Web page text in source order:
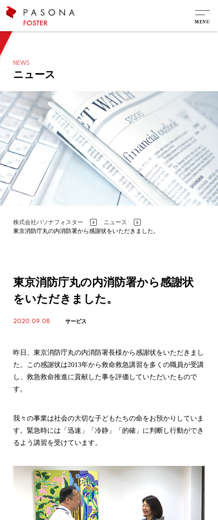
NEWS
ニュース
株式会社パソナフォスター >ニュース
東京消防庁丸の内消防署から感謝状をいただきました。
東京消防庁丸の内消防署から感謝状
をいただきました。
2020.09.08 サービス
昨日、東京消防庁丸の内消防署長様から感謝状をいただきまし
た。この感謝状は2013年から救命救急講習を多くの職員が受講
し、救急救命推進に貢献した事を評価していただいたもので
す。
我々の事業は社会の大切な子どもたちの命をお預かりしていま
す。緊急時には「迅速」「冷静」「的確」に判断し行動ができ
るよう講習を受けています。